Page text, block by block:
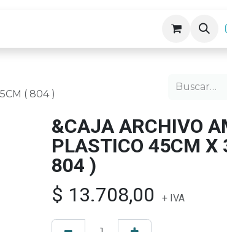
( 804 )
&CAJA ARCHIVO
PLASTICO 45CM
804 )
$ 13.708,00 + IVA